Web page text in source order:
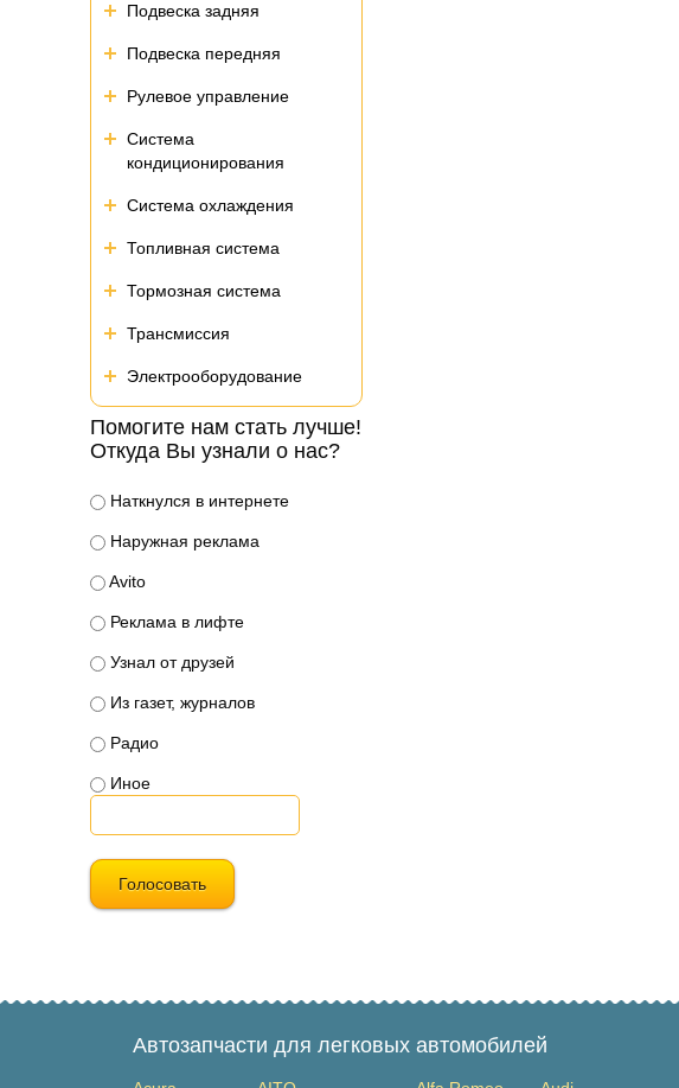
Подвеска задняя
Подвеска передняя
Рулевое управление
Система
кондиционирования
Система охлаждения
Топливная система
Тормозная система
Трансмиссия
Электрооборудование
Помогите нам стать лучше!
Откуда Вы узнали о нас?
Наткнулся в интернете
Наружная реклама
Avito
Реклама в лифте
Узнал от друзей
Из газет, журналов
Радио
Иное
Голосовать
Автозапчасти для легковых автомобилей